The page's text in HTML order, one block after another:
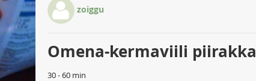
zoiggu
Omena-kermaviili piirakka
30 - 60 min